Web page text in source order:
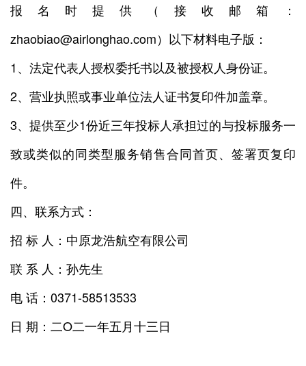
报名时提供（接收邮箱：
zhaobiao@airlonghao.com）以下材料电子版：
1、法定代表人授权委托书以及被授权人身份证。
2、营业执照或事业单位法人证书复印件加盖章。
3、提供至少1份近三年投标人承担过的与投标服务一
致或类似的同类型服务销售合同首页、签署页复印
件。
四、联系方式：
招 标 人：中原龙浩航空有限公司
联 系 人：孙先生
电 话：0371-58513533
日 期：二O二一年五月十三日